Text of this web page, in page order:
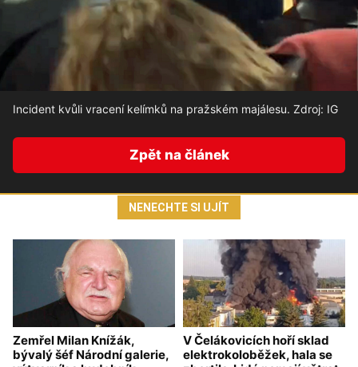
Incident kvůli vracení kelímků na pražském majálesu. Zdroj: IG
Zpět na článek
NENECHTE SI UJÍT
Zemřel Milan Knížák,
bývalý šéf Národní galerie,
V Čelákovicích hoří sklad
elektrokoloběžek, hala se